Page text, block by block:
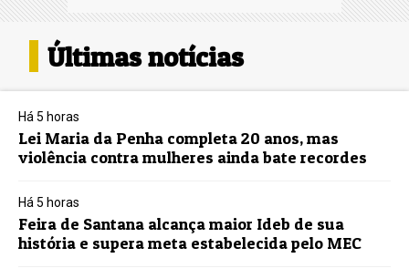
Últimas notícias
Há 5 horas
Lei Maria da Penha completa 20 anos, mas
violência contra mulheres ainda bate recordes
Há 5 horas
Feira de Santana alcança maior Ideb de sua
história e supera meta estabelecida pelo MEC